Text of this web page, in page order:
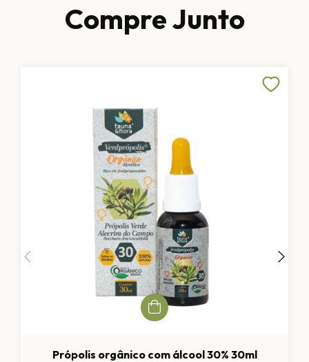
Compre Junto
Própolis orgânico com álcool 30% 30ml